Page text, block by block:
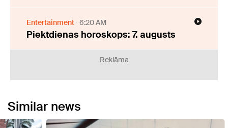
Entertainment 6:20 AM
Piektdienas horoskops: 7. augusts
Reklāma
Similar news